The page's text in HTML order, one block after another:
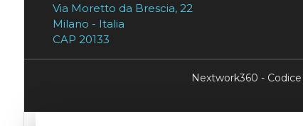
Via Moretto da Brescia, 22
Milano - Italia
CAP 20133
Nextwork360 -